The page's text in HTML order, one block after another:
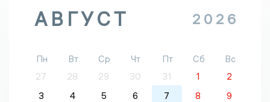
АВГУСТ 2026
Пн Вт Ср Чт Пт Сб
Вс
27
28 29 30 31 1
2
3
4 5 6 7 8
9